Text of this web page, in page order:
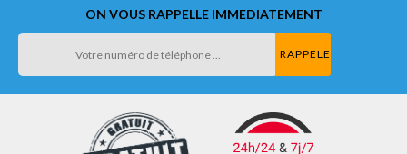
ON VOUS RAPPELLE IMMEDIATEMENT